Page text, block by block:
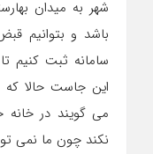
شهر به میدان
باشد و بتوانیم
سامانه ثبت کنیم
این جاست حالا که
می گویند در خانه
نکند چون ما نمی